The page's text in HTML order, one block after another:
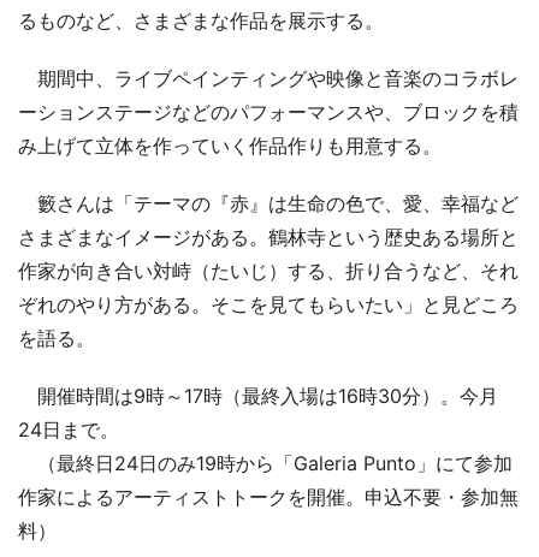
るものなど、さまざまな作品を展示する。
期間中、ライブペインティングや映像と音楽のコラボレ
ーションステージなどのパフォーマンスや、ブロックを積
み上げて立体を作っていく作品作りも用意する。
籔さんは「テーマの『赤』は生命の色で、愛、幸福など
さまざまなイメージがある。鶴林寺という歴史ある場所と
作家が向き合い対峙（たいじ）する、折り合うなど、それ
ぞれのやり方がある。そこを見てもらいたい」と見どころ
を語る。
開催時間は9時～17時（最終入場は16時30分）。今月
24日まで。
（最終日24日のみ19時から「Galeria Punto」にて参加
作家によるアーティストトークを開催。申込不要・参加無
料）